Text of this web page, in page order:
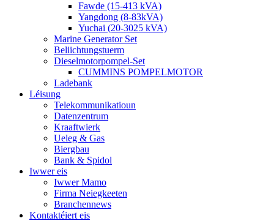
Fawde (15-413 kVA)
Yangdong (8-83kVA)
Yuchai (20-3025 kVA)
Marine Generator Set
Beliichtungstuerm
Dieselmotorpompel-Set
CUMMINS POMPELMOTOR
Ladebank
Léisung
Telekommunikatioun
Datenzentrum
Kraaftwierk
Ueleg & Gas
Biergbau
Bank & Spidol
Iwwer eis
Iwwer Mamo
Firma Neiegkeeten
Branchennews
Kontaktéiert eis